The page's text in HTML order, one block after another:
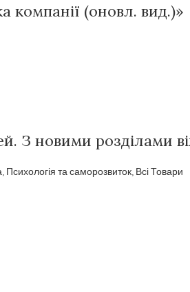
компанії (оновл. вид.)»
З новими розділами
, Психологія та саморозвиток, Всі Товари